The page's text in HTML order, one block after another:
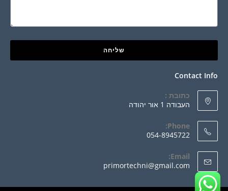
שליחה
Contact Info
כתובת :
העבודה 1 אור יהודה
Phone:
054-8945722
Email:
primortechni@gmail.com